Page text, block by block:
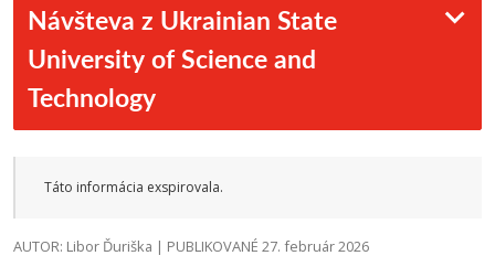
Návšteva z Ukrainian State
University of Science and
Technology
Táto informácia exspirovala.
AUTOR: Libor Ďuriška | PUBLIKOVANÉ 27. február 2026